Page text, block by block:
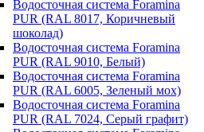
Водосточная система Foramina
PUR (RAL 8017, Коричневый
шоколад)
Водосточная система Foramina
PUR (RAL 9010, Белый)
Водосточная система Foramina
PUR (RAL 6005, Зеленый мох)
Водосточная система Foramina
PUR (RAL 7024, Серый графит)